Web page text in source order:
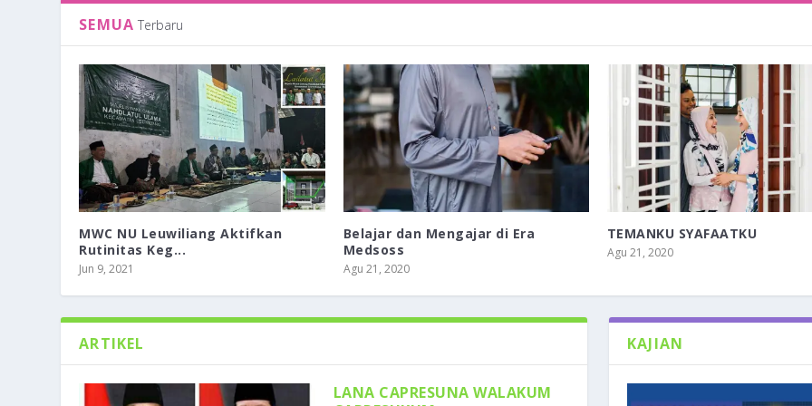
SEMUA Terbaru
MWC NU Leuwiliang Aktifkan
Rutinitas Keg...
Jun 9, 2021
Belajar dan Mengajar di Era
Medsoss
Agu 21, 2020
TEMANKU SYAFAATKU
Agu 21, 2020
ARTIKEL
LANA CAPRESUNA WALAKUM
KAJIAN